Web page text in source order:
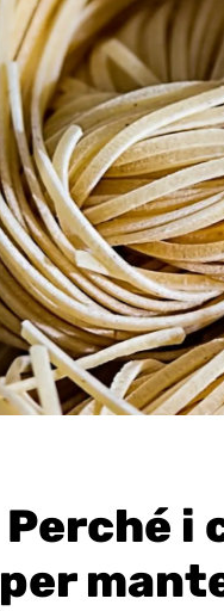
Perché i
per